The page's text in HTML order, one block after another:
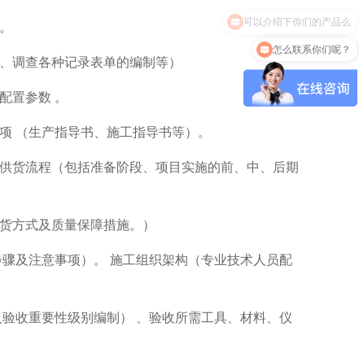
调查各种记录表单的编制等）
置参数 。
（生产指导书、施工指导书等）。
货流程（包括准备阶段、项目实施的前、中、后期
方式及质量保障措施。）
及注意事项）。 施工组织架构（专业技术人员配
收重要性级别编制） 、验收所需工具、材料、仪
怎么联系你们呢？